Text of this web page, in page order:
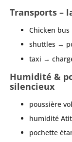
Transports –
Chicken
shuttles →
taxi →
Humidité &
silencieux
poussière
humidité
pochette